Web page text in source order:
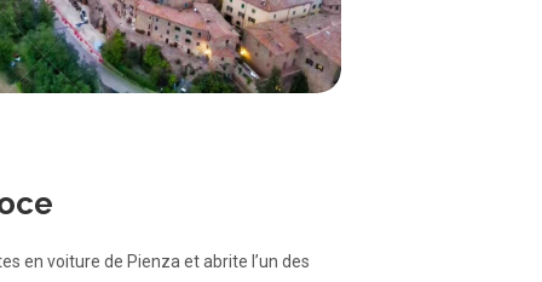
en voiture de Pienza et abrite l’un des